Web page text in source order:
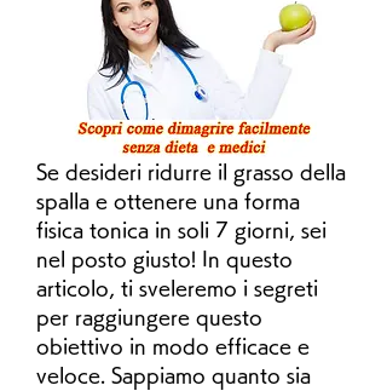
Se desideri ridurre il grasso della
spalla e ottenere una forma
fisica tonica in soli 7 giorni, sei
nel posto giusto! In questo
articolo, ti sveleremo i segreti
per raggiungere questo
obiettivo in modo efficace e
veloce. Sappiamo quanto sia